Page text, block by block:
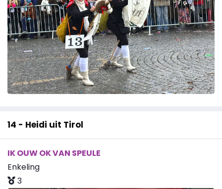
14 - Heidi uit Tirol
IK OUW OK VAN SPEULE
Enkeling
3